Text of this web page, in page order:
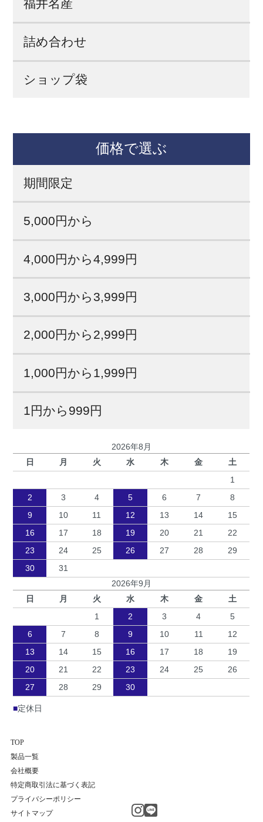
福井名産
詰め合わせ
ショップ袋
価格で選ぶ
期間限定
5,000円から
4,000円から4,999円
3,000円から3,999円
2,000円から2,999円
1,000円から1,999円
1円から999円
2026年8月
日
月 火 水 木 金
土
1
2
3 4 5 6 7
8
9
10 11 12 13 14
15
16
17 18 19 20 21
22
23
24 25 26 27 28
29
30
31
2026年9月
日
月 火 水 木 金
土
1
2 3 4
5
6
7 8 9 10 11
12
13
14 15 16 17 18
19
20
21 22 23 24 25
26
27
28 29 30
■定休日
TOP
製品一覧
会社概要
特定商取引法に基づく表記
プライバシーポリシー
サイトマップ